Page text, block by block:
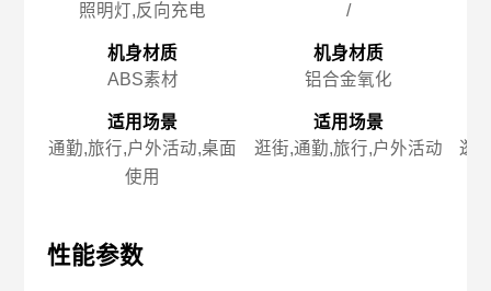
照明灯,反向充电
机身材质
ABS素材
适用场景
通勤,旅行,户外活动,桌面
使用
性能参数
/
机身材质
铝合金氧化
适用场景
逛街,通勤,旅行,户外活动
逛